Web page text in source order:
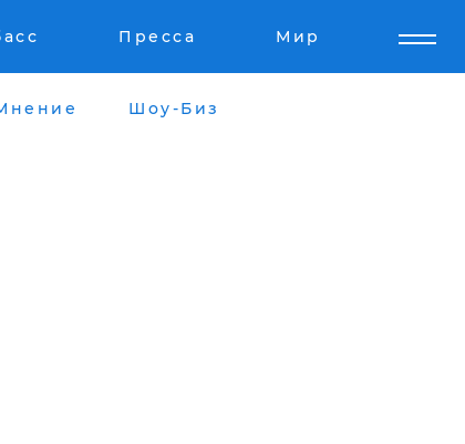
Пресса Мир
Шоу-Биз